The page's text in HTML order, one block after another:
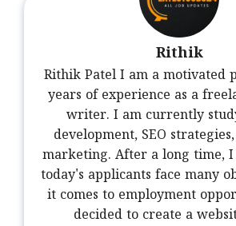
Rithik
Rithik Patel I am a motivated
years of experience as a
writer. I am currently
development, SEO
marketing. After a long time,
today's applicants face many
it comes to employment
decided to create a